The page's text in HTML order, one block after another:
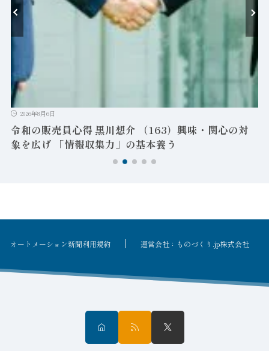
2026年8月6日
令和の販売員心得 黒川想介 （163）興味・関心の対
象を広げ 「情報収集力」の基本養う
オートメーション新聞利用規約 運営会社：ものづくり.jp株式会社